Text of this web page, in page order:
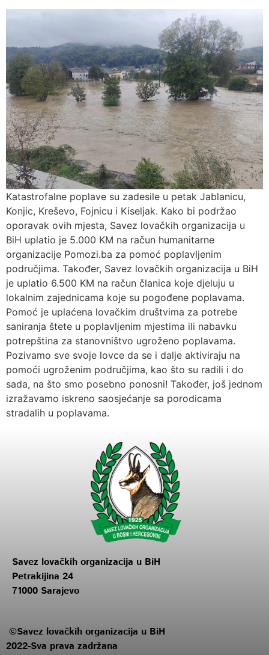
Katastrofalne poplave su zadesile u petak Jablanicu,
Konjic, Kreševo, Fojnicu i Kiseljak. Kako bi podržao
oporavak ovih mjesta, Savez lovačkih organizacija u
BiH uplatio je 5.000 KM na račun humanitarne
organizacije Pomozi.ba za pomoć poplavljenim
područjima. Također, Savez lovačkih organizacija u BiH
je uplatio 6.500 KM na račun članica koje djeluju u
lokalnim zajednicama koje su pogođene poplavama.
Pomoć je uplaćena lovačkim društvima za potrebe
saniranja štete u poplavljenim mjestima ili nabavku
potrepština za stanovništvo ugroženo poplavama.
Pozivamo sve svoje lovce da se i dalje aktiviraju na
pomoći ugroženim područjima, kao što su radili i do
sada, na što smo posebno ponosni! Također, još jednom
izražavamo iskreno saosjećanje sa porodicama
stradalih u poplavama.
Savez lovačkih organizacija u BiH
Petrakijina 24
71000 Sarajevo
©Savez lovačkih organizacija u BiH
2022-Sva prava zadržana